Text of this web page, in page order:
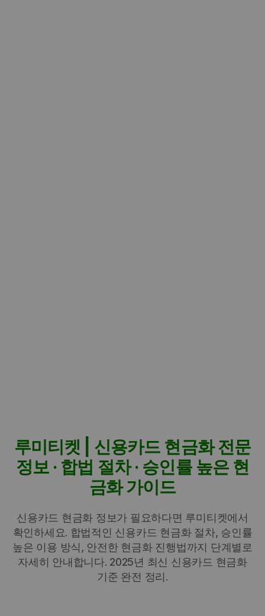
루미티켓 | 신용카드 현금화 전문
정보 · 합법 절차 · 승인률 높은 현
금화 가이드
신용카드 현금화 정보가 필요하다면 루미티켓에서
확인하세요. 합법적인 신용카드 현금화 절차, 승인률
높은 이용 방식, 안전한 현금화 진행법까지 단계별로
자세히 안내합니다. 2025년 최신 신용카드 현금화
기준 완전 정리.